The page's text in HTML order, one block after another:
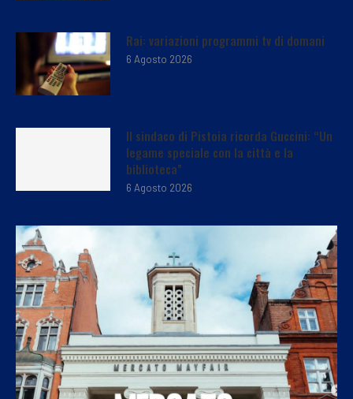
Rai: variazioni programmi tv di domani
6 Agosto 2026
Il sindaco di Pistoia ricorda Guccini: “Un
legame speciale con la città e la
biblioteca”
6 Agosto 2026